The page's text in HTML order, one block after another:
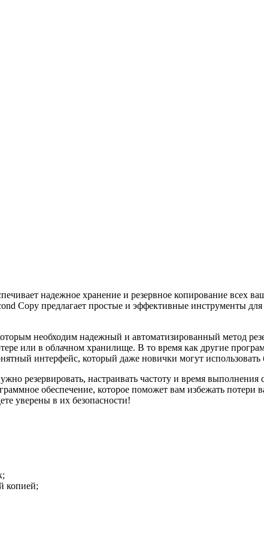
надежное хранение и резервное копирование всех
Copy предлагает простые и эффективные инструменты
необходим надежный и автоматизированный метод
или в облачном хранилище. В то время как другие
интерфейс, который даже новички могут использовать
резервировать, настраивать частоту и время выполнения
обеспечение, которое поможет вам избежать
уверены в их безопасности!
копией;